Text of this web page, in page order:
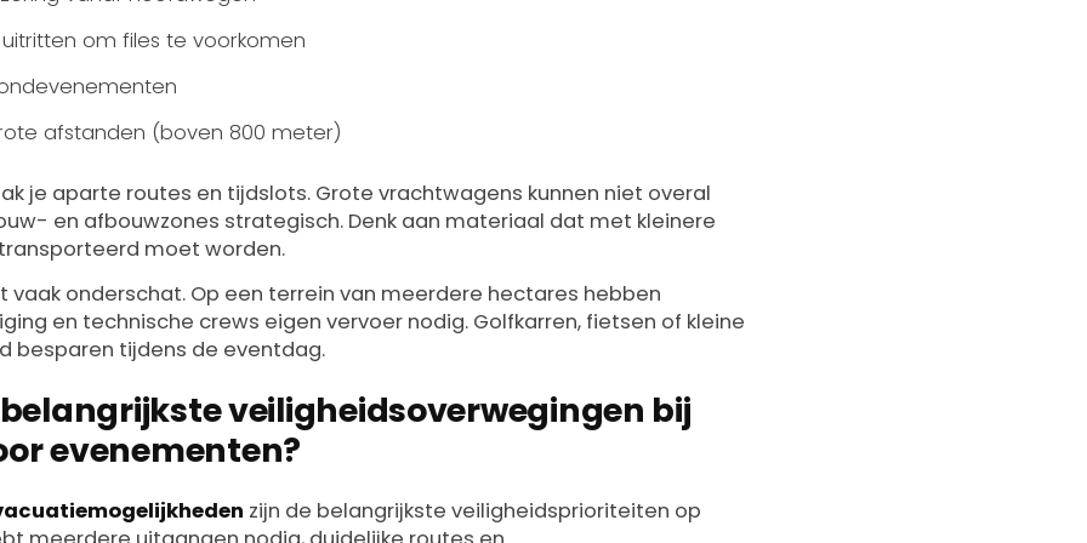
om files te voorkomen
afstanden (boven 800 meter)
je aparte routes en tijdslots. Grote vrachtwagens kunnen niet overal
en afbouwzones strategisch. Denk aan materiaal dat met kleinere
moet worden.
onderschat. Op een terrein van meerdere hectares hebben
en technische crews eigen vervoer nodig. Golfkarren, fietsen of kleine
besparen tijdens de eventdag.
veiligheidsoverwegingen bij
evenementen?
zijn de belangrijkste veiligheidsprioriteiten op